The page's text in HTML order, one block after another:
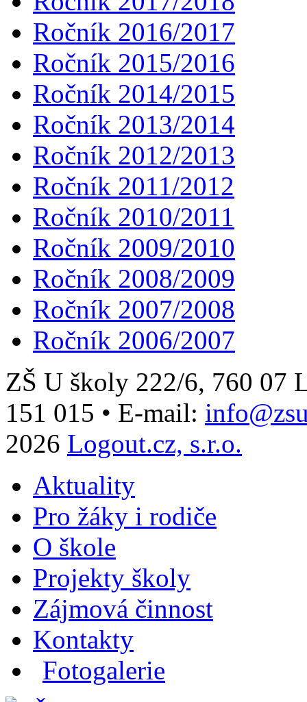
Ročník 2016/2017
Ročník 2015/2016
Ročník 2014/2015
Ročník 2013/2014
Ročník 2012/2013
Ročník 2011/2012
Ročník 2010/2011
Ročník 2009/2010
Ročník 2008/2009
Ročník 2007/2008
Ročník 2006/2007
ZŠ U školy 222/6, 760 07
151 015 • E-mail:
2026 Logout.cz, s.r.o.
Aktuality
Pro žáky i rodiče
O škole
Projekty školy
Zájmová činnost
Kontakty
Fotogalerie